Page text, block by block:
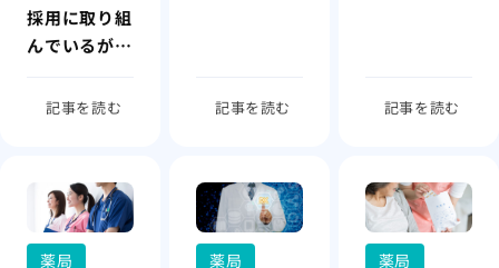
採用に取り組
んでいるが、
らない
記事を読む 記事を読む 記事を読む
薬局
薬局
薬局